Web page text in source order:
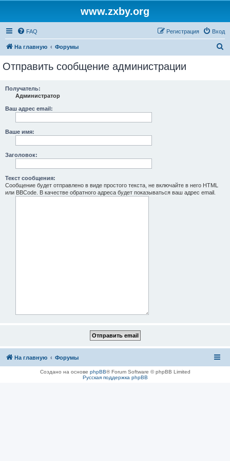
www.zxby.org
FAQ Вход
Регистрация
На главную Форумы
Отправить сообщение администрации
Получатель:
Администратор
Ваш адрес email:
Ваше имя:
Заголовок:
Текст сообщения:
Сообщение будет отправлено в виде простого текста, не включайте в него HTML
или BBCode. В качестве обратного адреса будет показываться ваш адрес email.
На главную Форумы
Создано на основе phpBB® Forum Software © phpBB Limited
Русская поддержка phpBB